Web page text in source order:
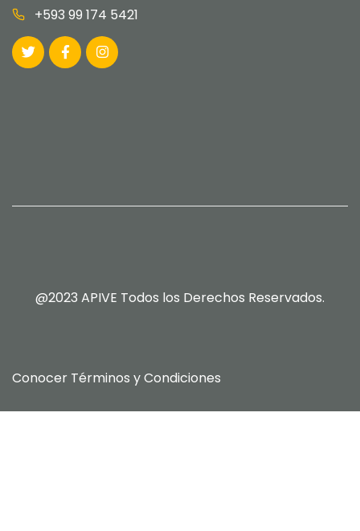
+593 99 174 5421
@2023 APIVE Todos los Derechos Reservados.
Conocer Términos y Condiciones